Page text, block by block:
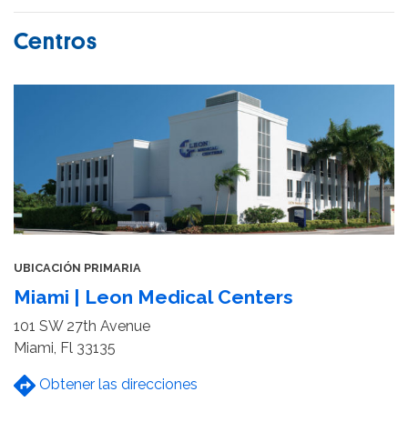
Centros
UBICACIÓN PRIMARIA
Miami | Leon Medical Centers
101 SW 27th Avenue
Miami, Fl 33135
Obtener las direcciones